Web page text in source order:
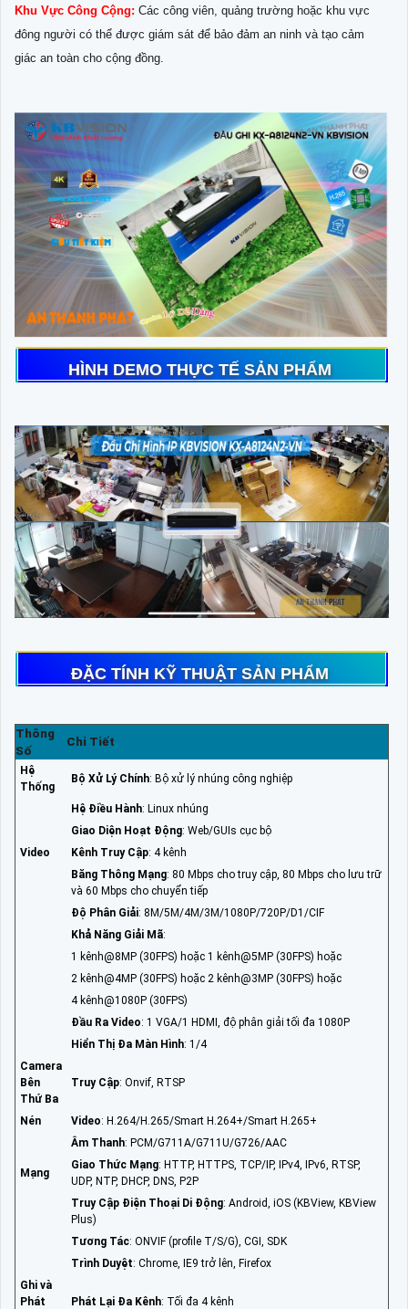
Khu Vực Công Cộng: Các công viên, quảng trường hoặc khu vực
đông người có thể được giám sát để bảo đảm an ninh và tạo cảm
giác an toàn cho cộng đồng.
HÌNH DEMO THỰC TẾ SẢN PHẨM
ĐẶC TÍNH KỸ THUẬT SẢN PHẨM
Thông
Số
Chi Tiết
Hệ
Thống
Bộ Xử Lý Chính: Bộ xử lý nhúng công nghiệp
Hệ Điều Hành: Linux nhúng
Giao Diện Hoạt Động: Web/GUIs cục bộ
Video
Kênh Truy Cập: 4 kênh
Băng Thông Mạng: 80 Mbps cho truy cập, 80 Mbps cho lưu trữ
và 60 Mbps cho chuyển tiếp
Độ Phân Giải: 8M/5M/4M/3M/1080P/720P/D1/CIF
Khả Năng Giải Mã:
1 kênh@8MP (30FPS) hoặc 1 kênh@5MP (30FPS) hoặc
2 kênh@4MP (30FPS) hoặc 2 kênh@3MP (30FPS) hoặc
4 kênh@1080P (30FPS)
Đầu Ra Video: 1 VGA/1 HDMI, độ phân giải tối đa 1080P
Hiển Thị Đa Màn Hình: 1/4
Camera
Bên
Thứ Ba
Truy Cập: Onvif, RTSP
Nén Video: H.264/H.265/Smart H.264+/Smart H.265+
Âm Thanh: PCM/G711A/G711U/G726/AAC
Mạng
Giao Thức Mạng: HTTP, HTTPS, TCP/IP, IPv4, IPv6, RTSP,
UDP, NTP, DHCP, DNS, P2P
Truy Cập Điện Thoại Di Động: Android, iOS (KBView, KBView
Plus)
Tương Tác: ONVIF (profile T/S/G), CGI, SDK
Trình Duyệt: Chrome, IE9 trở lên, Firefox
Ghi và
Phát
Phát Lại Đa Kênh: Tối đa 4 kênh